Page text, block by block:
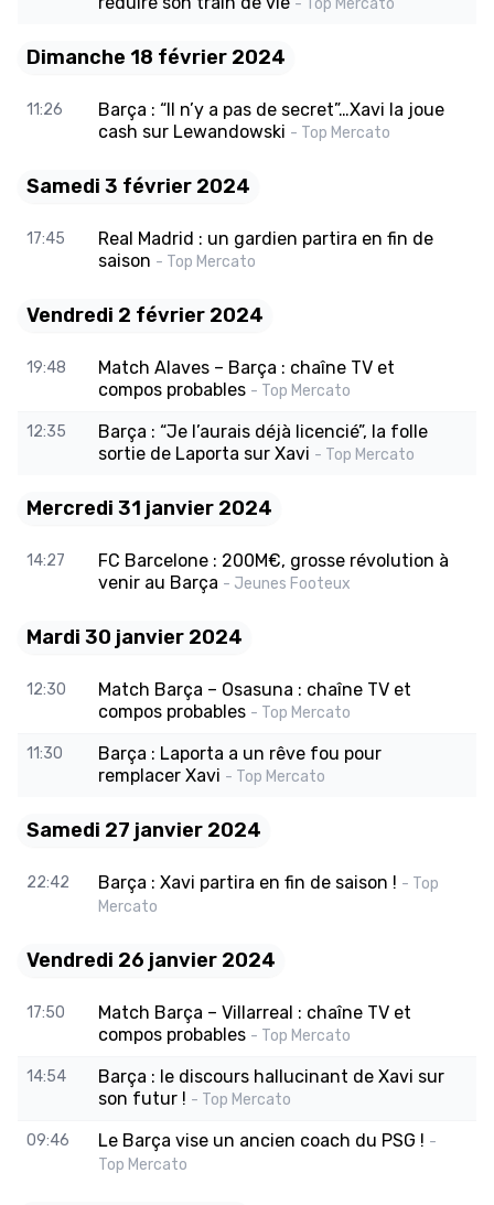
- Top Mercato
Dimanche 18 février 2024
11:26
Barça : “Il n’y a pas de secret”…Xavi la joue
cash sur Lewandowski - Top Mercato
Samedi 3 février 2024
17:45
Real Madrid : un gardien partira en fin de
saison - Top Mercato
Vendredi 2 février 2024
19:48
Match Alaves – Barça : chaîne TV et
compos probables - Top Mercato
12:35
Barça : “Je l’aurais déjà licencié”, la folle
sortie de Laporta sur Xavi - Top Mercato
Mercredi 31 janvier 2024
14:27
FC Barcelone : 200M€, grosse révolution à
venir au Barça - Jeunes Footeux
Mardi 30 janvier 2024
12:30
Match Barça – Osasuna : chaîne TV et
compos probables - Top Mercato
11:30
Barça : Laporta a un rêve fou pour
remplacer Xavi - Top Mercato
Samedi 27 janvier 2024
22:42 Barça : Xavi partira en fin de saison ! - Top
Mercato
Vendredi 26 janvier 2024
17:50
Match Barça – Villarreal : chaîne TV et
compos probables - Top Mercato
14:54
Barça : le discours hallucinant de Xavi sur
son futur ! - Top Mercato
09:46 Le Barça vise un ancien coach du PSG ! -
Top Mercato